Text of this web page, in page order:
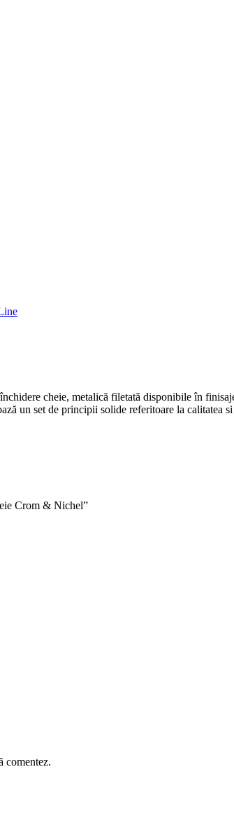
cheie, metalică filetată disponibile în
un set de principii solide referitoare la calitatea
Crom & Nichel”
comentez.